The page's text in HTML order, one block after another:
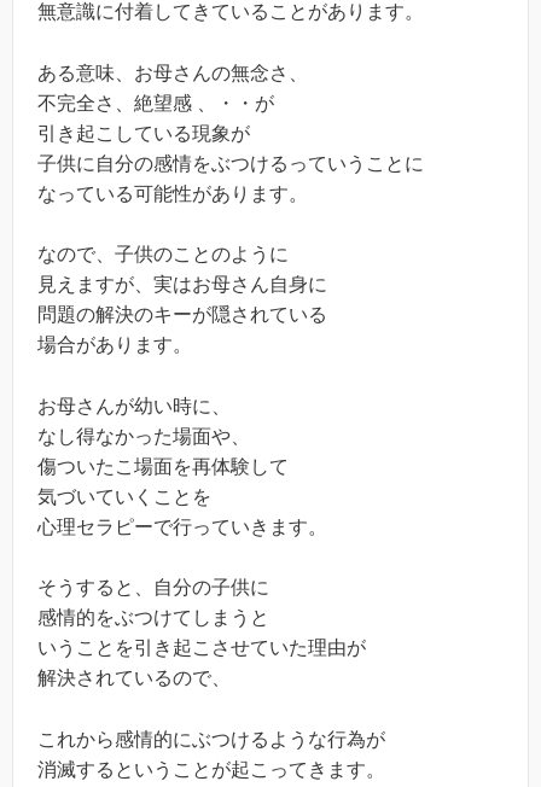
無意識に付着してきていることがあります。
ある意味、お母さんの無念さ、
不完全さ、絶望感 、・・が
引き起こしている現象が
子供に自分の感情をぶつけるっていうことに
なっている可能性があります。
なので、子供のことのように
見えますが、実はお母さん自身に
問題の解決のキーが隠されている
場合があります。
お母さんが幼い時に、
なし得なかった場面や、
傷ついたこ場面を再体験して
気づいていくことを
心理セラピーで行っていきます。
そうすると、自分の子供に
感情的をぶつけてしまうと
いうことを引き起こさせていた理由が
解決されているので、
これから感情的にぶつけるような行為が
消滅するということが起こってきます。